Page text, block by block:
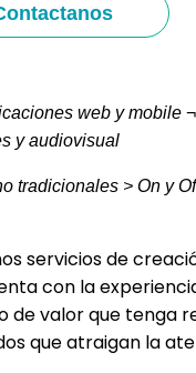
web y mobile
y audiovisual
tradicionales > On y
servicios de
con la
valor que tenga
que atraigan la